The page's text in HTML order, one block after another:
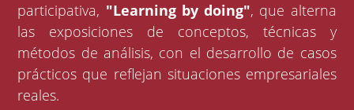
participativa, "Learning by doing", que alterna
las exposiciones de conceptos, técnicas y
métodos de análisis, con el desarrollo de casos
prácticos que reflejan situaciones empresariales
reales.